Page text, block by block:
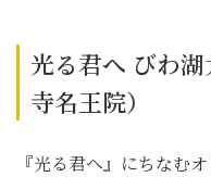
光る君へ びわ
寺名王院）
『光る君へ』にちなむ